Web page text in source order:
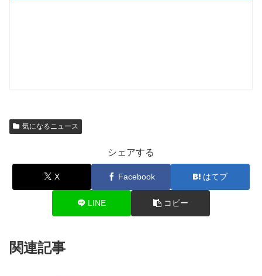
気になるニュース
シェアする
X Facebook はてブ
LINE コピー
関連記事